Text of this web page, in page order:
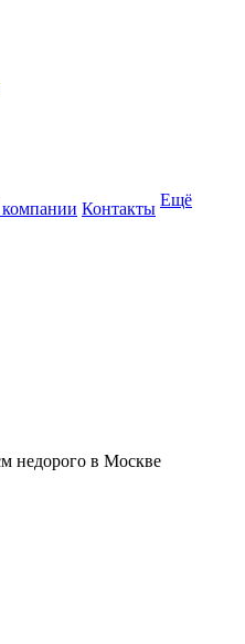
Контакты Ещё
недорого в Москве